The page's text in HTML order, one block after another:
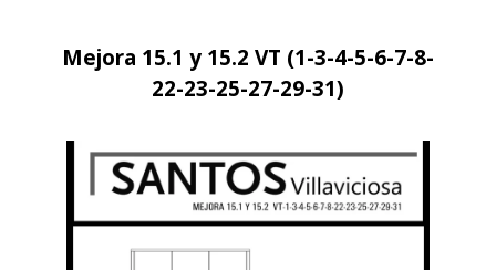
Mejora 15.1 y 15.2 VT (1-3-4-5-6-7-8-
22-23-25-27-29-31)